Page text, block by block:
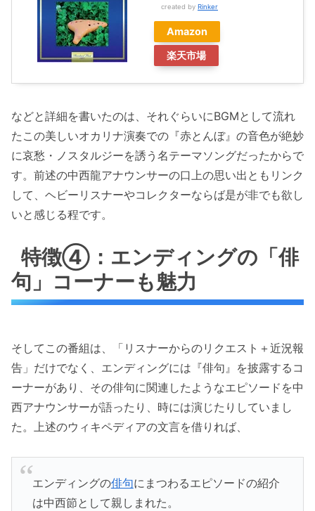
created by Rinker
Amazon
楽天市場
などと詳細を書いたのは、それぐらいにBGMとして流れ
たこの美しいオカリナ演奏での『赤とんぼ』の音色が絶妙
に哀愁・ノスタルジーを誘う名テーマソングだったからで
す。前述の中西龍アナウンサーの口上の思い出ともリンク
して、ヘビーリスナーやコレクターならば是が非でも欲し
いと感じる程です。
特徴④：エンディングの「俳
句」コーナーも魅力
そしてこの番組は、「リスナーからのリクエスト＋近況報
告」だけでなく、エンディングには『俳句』を披露するコ
ーナーがあり、その俳句に関連したようなエピソードを中
西アナウンサーが語ったり、時には演じたりしていまし
た。上述のウィキペディアの文言を借りれば、
エンディングの俳句にまつわるエピソードの紹介
は中西節として親しまれた。